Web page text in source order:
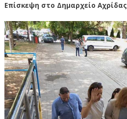
Επίσκεψη στο Δημαρχείο Αχρίδας